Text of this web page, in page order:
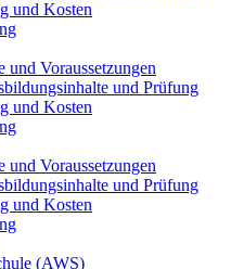
und Kosten
und Voraussetzungen
und Prüfung
und Kosten
und Voraussetzungen
und Prüfung
und Kosten
(AWS)